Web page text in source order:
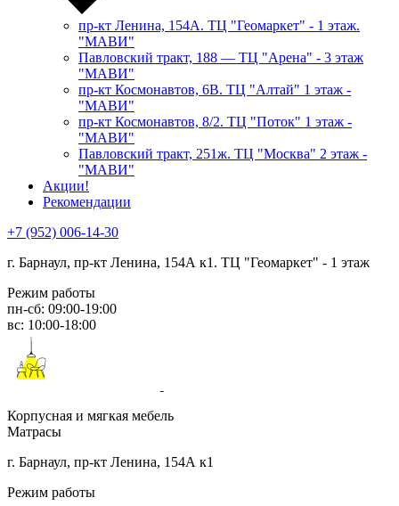
пр-кт Ленина, 154А. ТЦ "Геомаркет" - 1 этаж.
"МАВИ"
​Павловский тракт, 188 — ТЦ "Арена" - 3 этаж
"МАВИ"
пр-кт Космонавтов, 6В. ТЦ "Алтай" 1 этаж -
"МАВИ"
пр-кт Космонавтов, 8/2. ТЦ "Поток" 1 этаж -
"МАВИ"
Павловский тракт, 251ж. ТЦ "Москва" 2 этаж -
"МАВИ"
Акции!
Рекомендации
+7 (952) 006-14-30
г. Барнаул, пр-кт Ленина, 154А к1. ТЦ "Геомаркет" - 1 этаж
Режим работы
пн-сб: 09:00-19:00
вс: 10:00-18:00
Корпусная и мягкая мебель
Матрасы
г. Барнаул, пр-кт Ленина, 154А к1
Режим работы